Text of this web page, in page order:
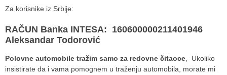
Za korisnike iz Srbije:
RAČUN Banka INTESA: 160600000211401946
Aleksandar Todorović
Polovne automobile tražim samo za redovne čitaoce , Ukoliko
insistirate da i vama pomognem u traženju automobila, morate mi